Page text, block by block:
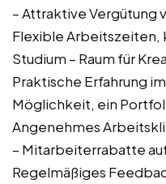
– Attraktive Vergütung
Flexible
Studium – Raum für
Praktische Erfahrung
Möglichkeit, ein
Angenehmes
– Mitarbeiterrabatte
Regelmäßiges